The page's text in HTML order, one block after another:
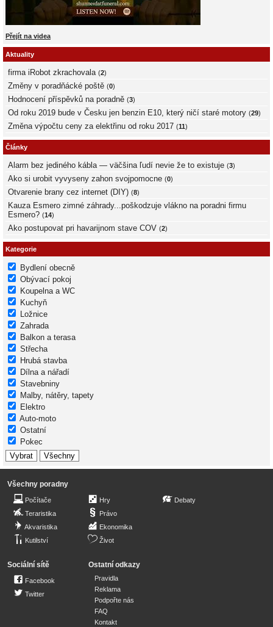
Přejít na videa
Aktuality
firma iRobot zkrachovala (2)
Změny v poradňácké poště (0)
Hodnocení příspěvků na poradně (3)
Od roku 2019 bude v Česku jen benzin E10, který ničí staré motory (29)
Změna výpočtu ceny za elektřinu od roku 2017 (11)
Články
Alarm bez jediného kábla — väčšina ľudí nevie že to existuje (3)
Ako si urobit vyvyseny zahon svojpomocne (0)
Otvarenie brany cez internet (DIY) (8)
Kauza Esmero zimné záhrady...poškodzuje vlákno na poradni firmu
Esmero? (14)
Ako postupovat pri havarijnom stave COV (2)
Kategorie
Bydlení obecně
Obývací pokoj
Koupelna a WC
Kuchyň
Ložnice
Zahrada
Balkon a terasa
Střecha
Hrubá stavba
Dílna a nářadí
Stavebniny
Malby, nátěry, tapety
Elektro
Auto-moto
Ostatní
Pokec
Všechny poradny
Počítače
Teraristika
Akvaristika
Kutilství
Hry
Právo
Ekonomika
Život
Debaty
Sociální sítě
Facebook
Twitter
Ostatní odkazy
Pravidla
Reklama
Podpořte nás
FAQ
Kontakt